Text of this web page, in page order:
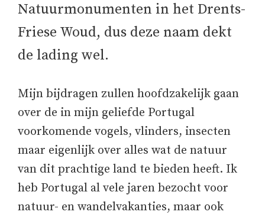
Natuurmonumenten in het Drents-
Friese Woud, dus deze naam dekt
de lading wel.
Mijn bijdragen zullen hoofdzakelijk gaan
over de in mijn geliefde Portugal
voorkomende vogels, vlinders, insecten
maar eigenlijk over alles wat de natuur
van dit prachtige land te bieden heeft. Ik
heb Portugal al vele jaren bezocht voor
natuur- en wandelvakanties, maar ook